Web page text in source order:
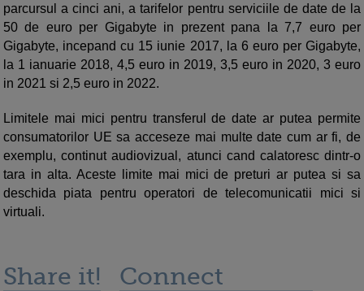
parcursul a cinci ani, a tarifelor pentru serviciile de date de la
50 de euro per Gigabyte in prezent pana la 7,7 euro per
Gigabyte, incepand cu 15 iunie 2017, la 6 euro per Gigabyte,
la 1 ianuarie 2018, 4,5 euro in 2019, 3,5 euro in 2020, 3 euro
in 2021 si 2,5 euro in 2022.
Limitele mai mici pentru transferul de date ar putea permite
consumatorilor UE sa acceseze mai multe date cum ar fi, de
exemplu, continut audiovizual, atunci cand calatoresc dintr-o
tara in alta. Aceste limite mai mici de preturi ar putea si sa
deschida piata pentru operatori de telecomunicatii mici si
virtuali.
Share it! Connect